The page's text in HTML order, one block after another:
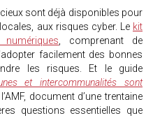
sont déjà disponibles pour
aux risques cyber. Le kit
, comprenant de
facilement des bonnes
les risques. Et le guide
et intercommunalités sont
document d’une trentaine
questions essentielles que